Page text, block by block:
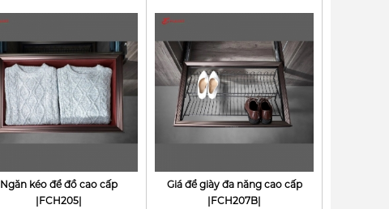
Ngăn kéo để đồ cao cấp
|FCH205|
Giá để giày đa năng cao cấp
|FCH207B|